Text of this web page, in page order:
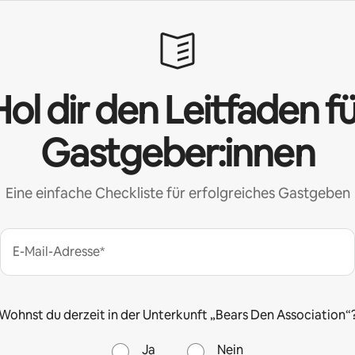
dir den Leitfaden
Gastgeber:innen
Eine einfache Checkliste für erfolgreiches Gastgeben
E-Mail-Adresse*
du derzeit in der Unterkunft „Bears Den
Ja Nein